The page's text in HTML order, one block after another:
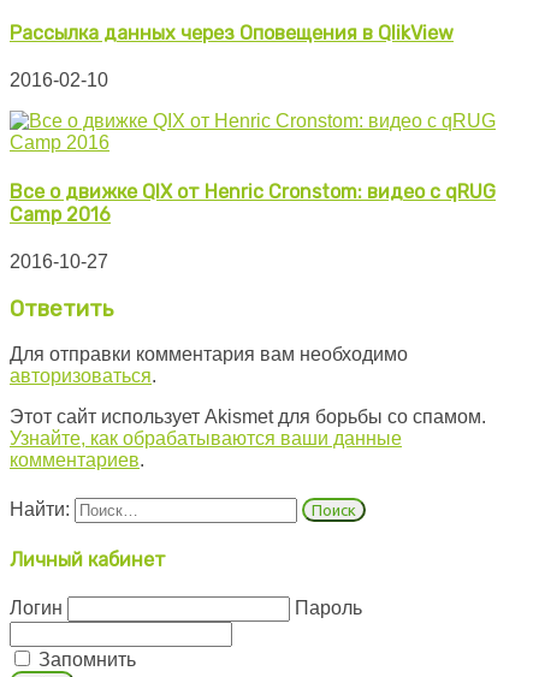
Рассылка данных через Оповещения в QlikView
2016-02-10
Все о движке QIX от Henric Cronstom: видео с qRUG
Camp 2016
2016-10-27
Ответить
Для отправки комментария вам необходимо
авторизоваться.
Этот сайт использует Akismet для борьбы со спамом.
Узнайте, как обрабатываются ваши данные
комментариев.
Найти:
Личный кабинет
Логин Пароль
Запомнить